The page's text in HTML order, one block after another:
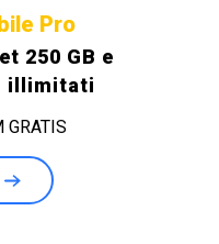
Pro
250 GB e
illimitati